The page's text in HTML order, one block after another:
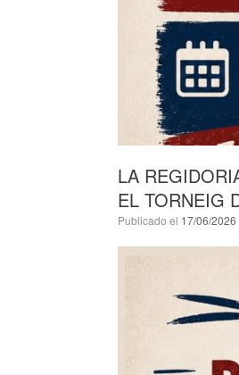
LA
EL TORNEIG
Publicado el 17/06/2026